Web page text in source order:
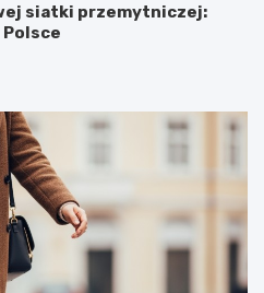
siatki przemytniczej: